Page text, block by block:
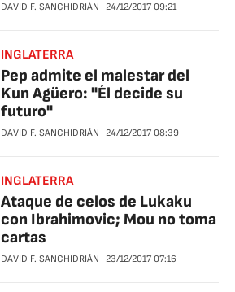
DAVID F. SANCHIDRIÁN 24/12/2017 09:21
INGLATERRA
Pep admite el malestar del
Kun Agüero: "Él decide su
futuro"
DAVID F. SANCHIDRIÁN 24/12/2017 08:39
INGLATERRA
Ataque de celos de Lukaku
con Ibrahimovic; Mou no toma
cartas
DAVID F. SANCHIDRIÁN 23/12/2017 07:16